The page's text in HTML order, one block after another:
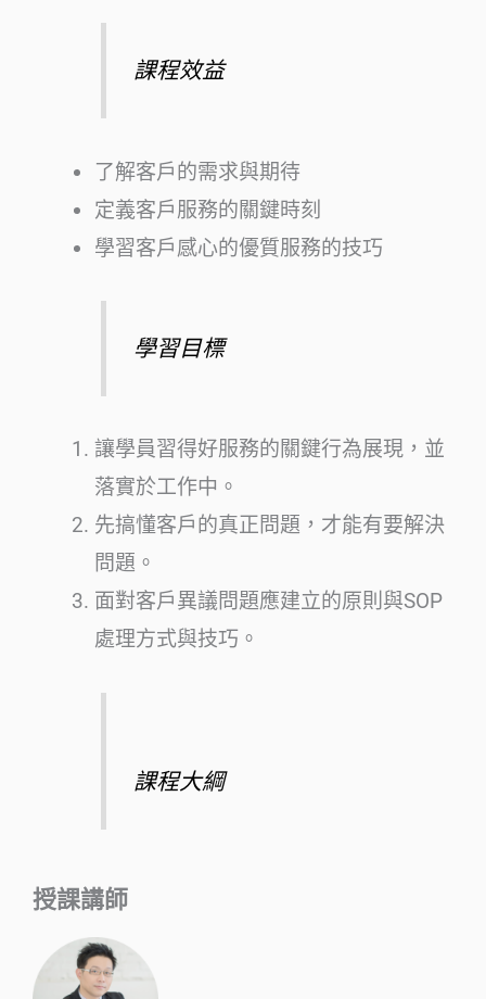
課程效益
了解客戶的需求與期待
定義客戶服務的關鍵時刻
學習客戶感心的優質服務的技巧
學習目標
讓學員習得好服務的關鍵行為展現，並
落實於工作中。
先搞懂客戶的真正問題，才能有要解決
問題。
面對客戶異議問題應建立的原則與SOP
處理方式與技巧。
課程大綱
授課講師